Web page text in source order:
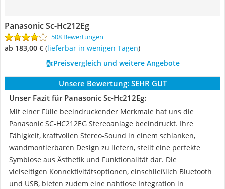
Panasonic Sc-Hc212Eg
508 Bewertungen
ab 183,00 € ( Lieferbar in wenigen Tagen)
Preisvergleich und weitere Angebote
Unsere Bewertung: SEHR GUT
Unser Fazit für Panasonic Sc-Hc212Eg:
Mit einer Fülle beeindruckender Merkmale hat uns die
Panasonic SC-HC212EG Stereoanlage beeindruckt. Ihre
Fähigkeit, kraftvollen Stereo-Sound in einem schlanken,
wandmontierbaren Design zu liefern, stellt eine perfekte
Symbiose aus Ästhetik und Funktionalität dar. Die
vielseitigen Konnektivitätsoptionen, einschließlich Bluetooth
und USB, bieten zudem eine nahtlose Integration in